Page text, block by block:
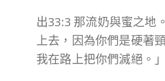
出33:3 那流奶與蜜之地
上去，因為你們是硬著
我在路上把你們滅絕。」